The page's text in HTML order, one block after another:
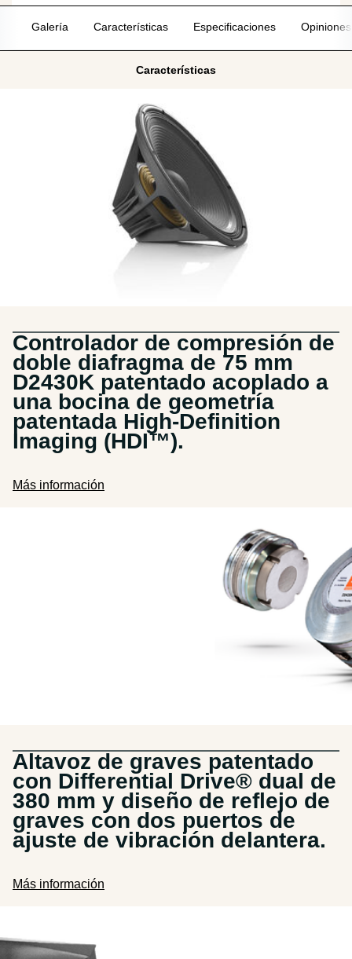
Galería Características Especificaciones Opiniones
Características
Controlador de compresión de
doble diafragma de 75 mm
D2430K patentado acoplado a
una bocina de geometría
patentada High-Definition
Imaging (HDI™).
Más información
Altavoz de graves patentado
con Differential Drive® dual de
380 mm y diseño de reflejo de
graves con dos puertos de
ajuste de vibración delantera.
Más información